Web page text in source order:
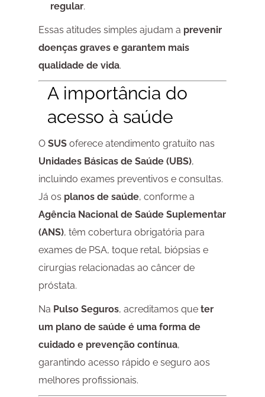
regular.
Essas atitudes simples ajudam a prevenir
doenças graves e garantem mais
qualidade de vida.
A importância do
acesso à saúde
O SUSoferece atendimento gratuito nas
Unidades Básicas de Saúde (UBS),
incluindo exames preventivos e consultas.
Já os planos de saúde, conforme a
Agência Nacional de Saúde Suplementar
(ANS), têm cobertura obrigatória para
exames de PSA, toque retal, biópsias e
cirurgias relacionadas ao câncer de
próstata.
Na Pulso Seguros, acreditamos que ter
um plano de saúde é uma forma de
cuidado e prevenção contínua,
garantindo acesso rápido e seguro aos
melhores profissionais.